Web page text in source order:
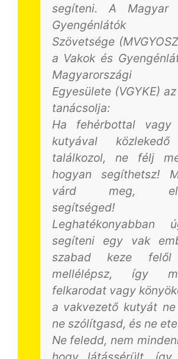
segíteni. A Magyar
Gyengénlátók
Szövetsége
a Vakok és
Magyarországi
Egyesülete (VGYKE)
tanácsolja:
Ha fehérbottal vagy
kutyával
találkozol, ne félj
hogyan segíthetsz!
várd meg,
segítséged!
Leghatékonyabban
segíteni egy vak
szabad keze felől
mellélépsz, így
felkarodat vagy
a vakvezető kutyát ne
ne szólítgasd, és ne
Ne feledd, nem